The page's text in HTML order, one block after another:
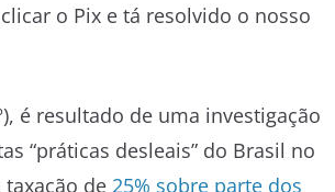
o Pix e tá resolvido o nosso
é resultado de uma investigação
“práticas desleais” do Brasil no
de 25% sobre parte dos